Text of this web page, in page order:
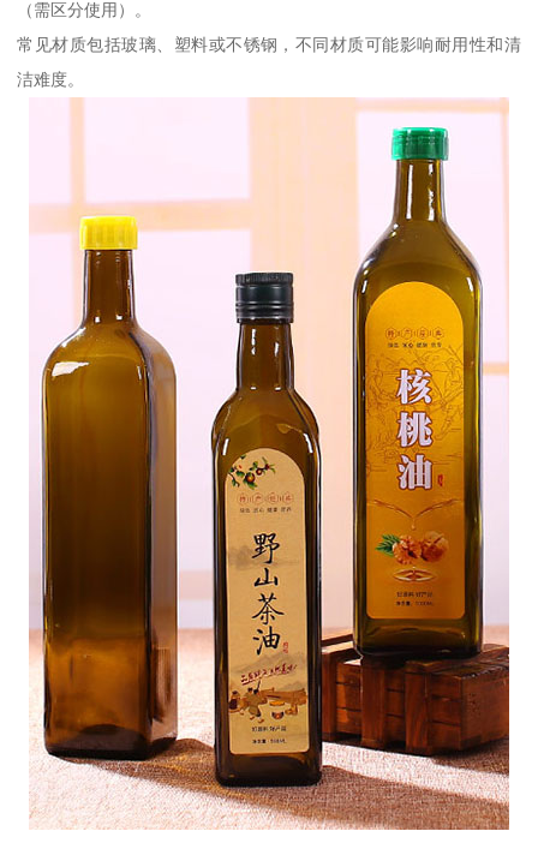
（需区分使用）。
常见材质包括玻璃、塑料或不锈钢，不同材质可能影响耐用性和清
洁难度。